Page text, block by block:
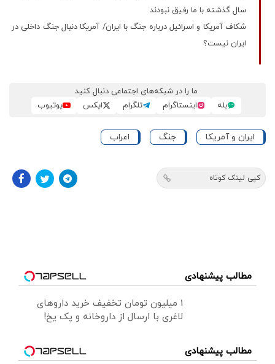
سال گذشته با ما رفیق نبودند
شکاف آمریکا و اسرائیل درباره جنگ با ایران/ آمریکا دنبال جنگ داخلی در
ایران نیست؟
ما را در شبکه‌های اجتماعی دنبال کنید
بله
اینستاگرام تلگرام ایکس یوتیوب
ایران و آمریکا جنگ اعراب
کپی لینک کوتاه
مطالب پیشنهادی
1 میلیون تومان تخفیف خرید داروهای
لاغری با ارسال از داروخانه و پک یخ!
مطالب پیشنهادی